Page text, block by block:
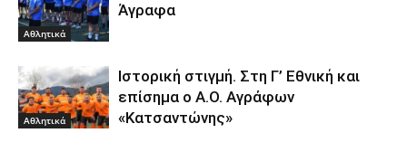
Αθλητικά
Άγραφα
Αθλητικά
Ιστορική στιγμή. Στη Γ’ Εθνική και
επίσημα ο Α.Ο. Αγράφων
«Κατσαντώνης»